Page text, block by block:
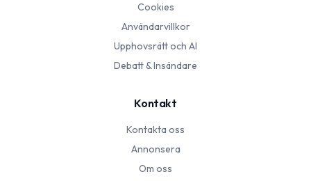
Cookies
Användarvillkor
Upphovsrätt och AI
Debatt & Insändare
Kontakt
Kontakta oss
Annonsera
Om oss